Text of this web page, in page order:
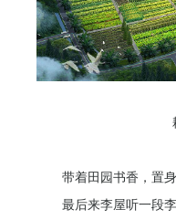
带着田园书香，置
最后来李屋听一段